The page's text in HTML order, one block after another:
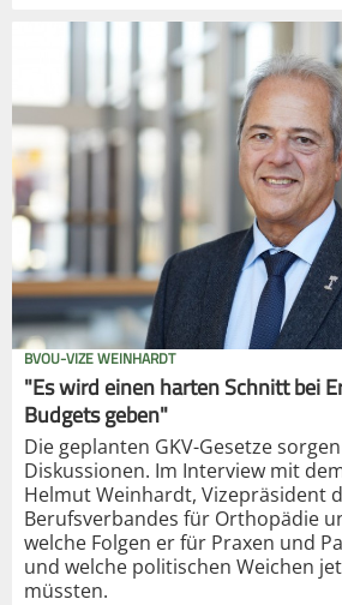
BVOU-VIZE WEINHARDT
"Es wird einen harten Schnitt bei
Budgets geben"
Die geplanten GKV-Gesetze
Diskussionen. Im Interview mit
Helmut Weinhardt, Vizepräsident
Berufsverbandes für Orthopädie
welche Folgen er für Praxen und
und welche politischen Weichen
müssten.